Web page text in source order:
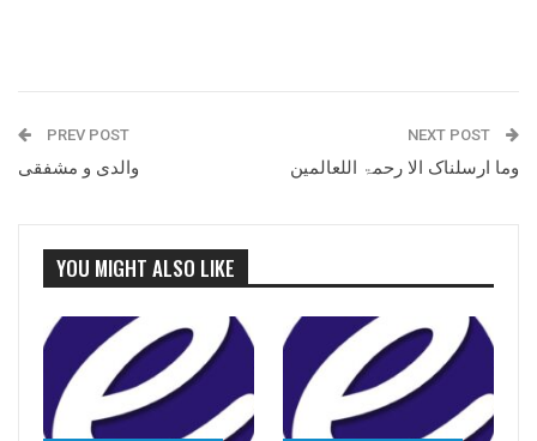
PREV POST
والدی و مشفقی
NEXT POST
وما ارسلناک الا رحمۃ اللعالمین
YOU MIGHT ALSO LIKE